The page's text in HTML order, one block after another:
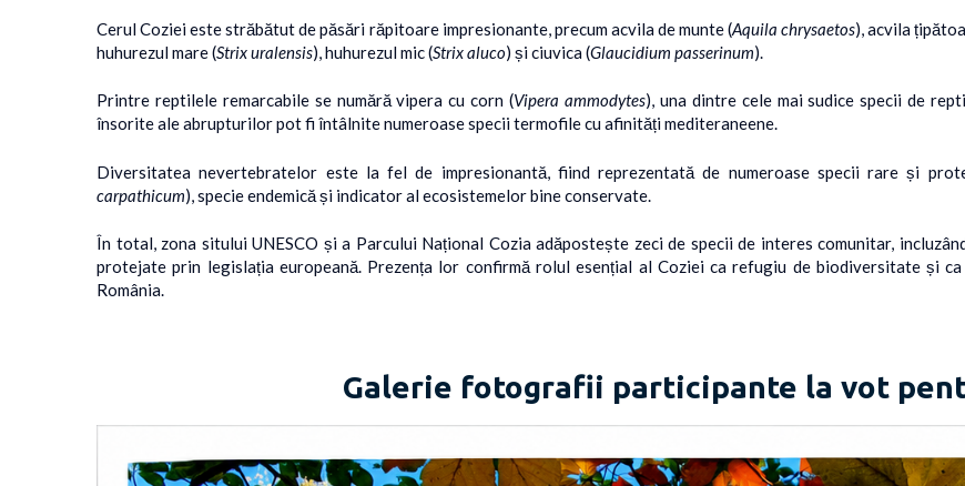
Cerul Coziei este străbătut de păsări răpitoare impresionante, precum acvila de munte (Aquila chrysaetos), acvila
huhurezul mare (Strix uralensis), huhurezul mic (Strix aluco) și ciuvica (Glaucidium passerinum).
Printre reptilele remarcabile se numără vipera cu corn (Vipera ammodytes), una dintre cele mai sudice specii de
însorite ale abrupturilor pot fi întâlnite numeroase specii termofile cu afinități mediteraneene.
Diversitatea nevertebratelor este la fel de impresionantă, fiind reprezentată de numeroase specii rare și
carpathicum), specie endemică și indicator al ecosistemelor bine conservate.
În total, zona sitului UNESCO și a Parcului Național Cozia adăpostește zeci de specii de interes comunitar,
protejate prin legislația europeană. Prezența lor confirmă rolul esențial al Coziei ca refugiu de biodiversitate și
România.
Galerie fotografii participante la vot